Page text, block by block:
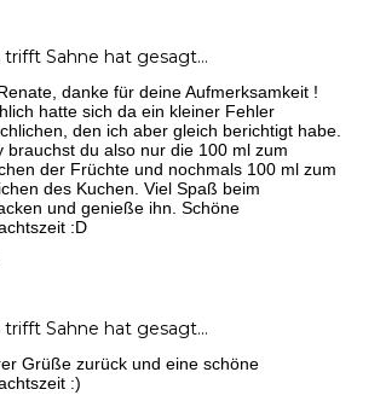
trifft Sahne hat gesagt…
danke für deine Aufmerksamkeit !
hatte sich da ein kleiner Fehler
den ich aber gleich berichtigt habe.
brauchst du also nur die 100 ml zum
der Früchte und nochmals 100 ml zum
des Kuchen. Viel Spaß beim
und genieße ihn. Schöne
:D
trifft Sahne hat gesagt…
Grüße zurück und eine schöne
:)